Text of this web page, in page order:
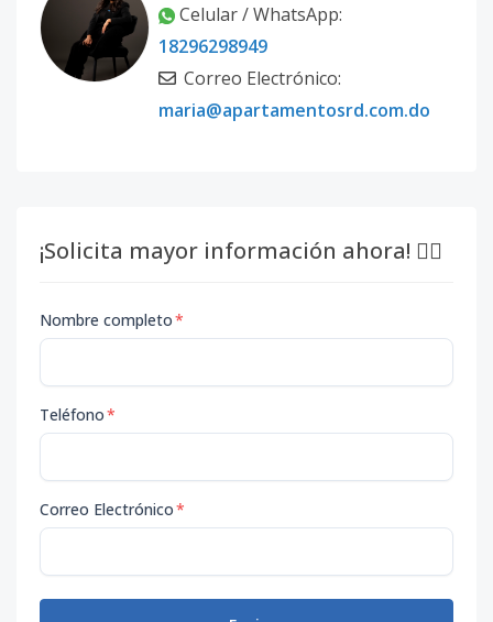
Celular / WhatsApp:
18296298949
Correo Electrónico:
maria@apartamentosrd.com.do
¡Solicita mayor información ahora! 👇🏽
Nombre completo*
Teléfono*
Correo Electrónico*